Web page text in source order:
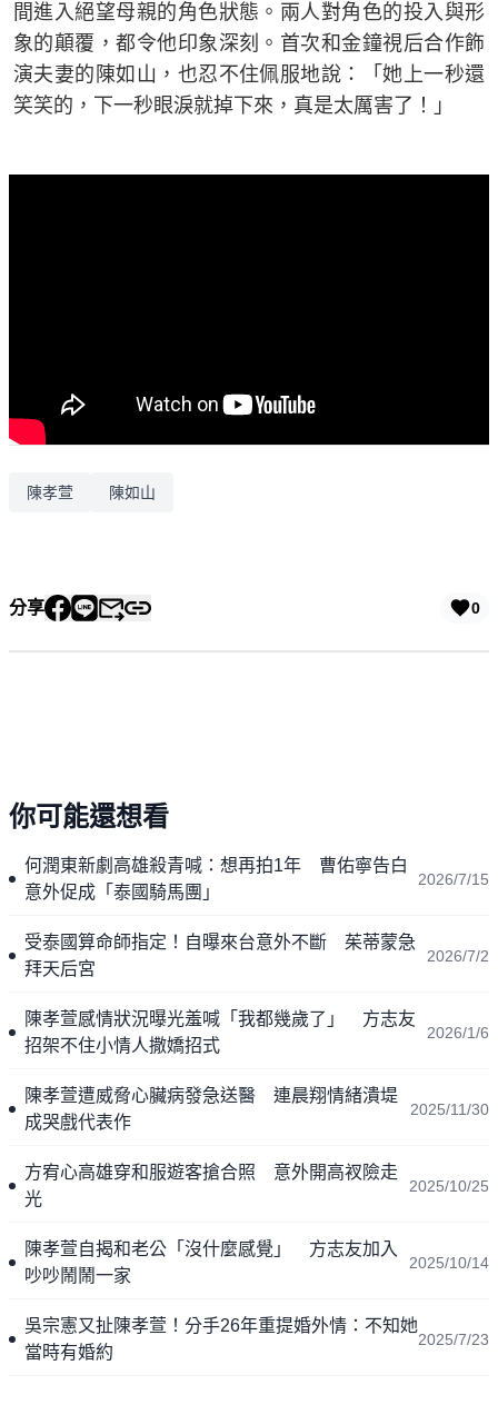
間進入絕望母親的角色狀態。兩人對角色的投入與形
象的顛覆，都令他印象深刻。首次和金鐘視后合作飾
演夫妻的陳如山，也忍不住佩服地說：「她上一秒還
笑笑的，下一秒眼淚就掉下來，真是太厲害了！」
陳孝萱 陳如山
分享 0
你可能還想看
何潤東新劇高雄殺青喊：想再拍1年 曹佑寧告白
意外促成「泰國騎馬團」
2026/7/15
受泰國算命師指定！自曝來台意外不斷 茱蒂蒙急
拜天后宮
2026/7/2
陳孝萱感情狀況曝光羞喊「我都幾歲了」 方志友
招架不住小情人撒嬌招式
2026/1/6
陳孝萱遭威脅心臟病發急送醫 連晨翔情緒潰堤
成哭戲代表作
2025/11/30
方宥心高雄穿和服遊客搶合照 意外開高衩險走
光
2025/10/25
陳孝萱自揭和老公「沒什麼感覺」 方志友加入
吵吵鬧鬧一家
2025/10/14
吳宗憲又扯陳孝萱！分手26年重提婚外情：不知她
當時有婚約
2025/7/23